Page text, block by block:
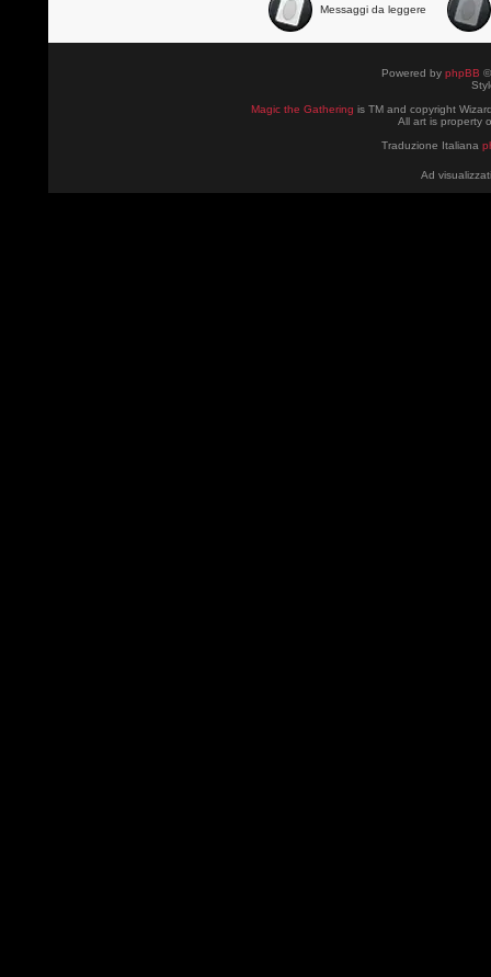
Messaggi da leggere
Powered by phpBB
Magic the Gathering is TM and copyright
All art is property
Traduzione Italiana
Ad